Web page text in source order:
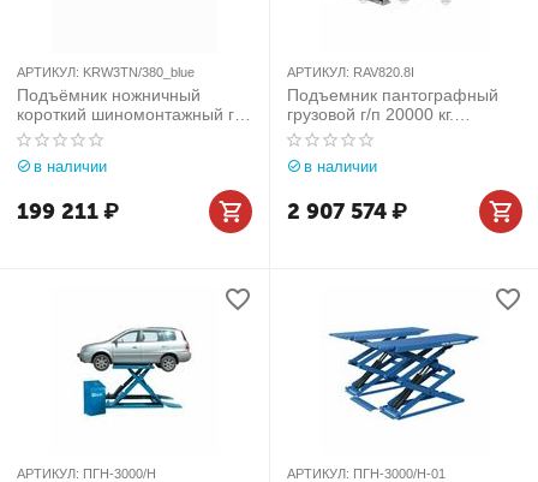
АРТИКУЛ: KRW3TN/380_blue
Подъёмник ножничный
короткий шиномонтажный г/п
3000 кг. KraftWell (КНР) арт.
KRW3TN/380_blue
в наличии
199 211₽
АРТИКУЛ: RAV820.8I
Подъемник пантографный
грузовой г/п 20000 кг.
заглубляемый, платформы
гладкие Ravaglioli (Италия)
арт. RAV820.8I
в наличии
2 907 574₽
АРТИКУЛ: ПГН-3000/Н АРТИКУЛ: ПГН-3000/Н-01